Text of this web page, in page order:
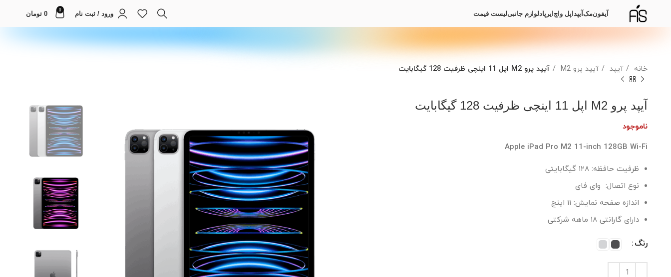
آیفونمکآیپداپل واچایرپادلوازم جانبیلیست قیمت ورود / ثبت نام 0
0 تومان
خانه آیپد آیپد پرو M2 آیپد پرو M2 اپل 11 اینچی ظرفیت 128 گیگابایت
آیپد پرو M2 اپل 11 اینچی ظرفیت 128 گیگابایت
ناموجود
Apple iPad Pro M2 11-inch 128GB Wi-Fi
ظرفیت حافظه: ۱۲۸ گیگابایتی
نوع اتصال: وای فای
اندازه صفحه نمایش: ۱۱ اینچ
دارای گارانتی ۱۸ ماهه شرکتی
رنگ